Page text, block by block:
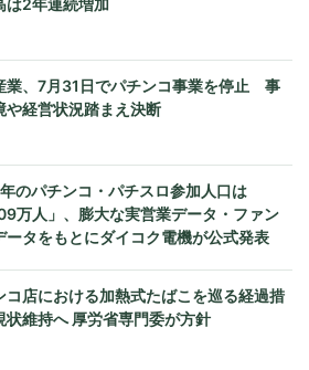
は2年連続増加
業、7月31日でパチンコ事業を停止 事
や経営状況踏まえ決断
のパチンコ・パチスロ参加人口は
万人」、膨大な実営業データ・ファン
ータをもとにダイコク電機が公式発表
コ店における加熱式たばこを巡る経過措
状維持へ 厚労省専門委が方針